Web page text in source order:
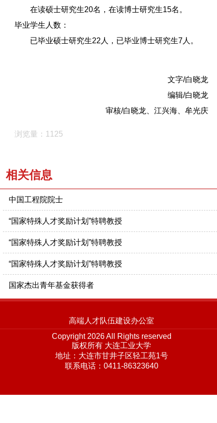
在读硕士研究生20名，在读博士研究生15名。
毕业学生人数：
已毕业硕士研究生22人，已毕业博士研究生7人。
文字/白晓龙
编辑/白晓龙
审核/白晓龙、江兴海、牟光庆
浏览量：1125
相关信息
中国工程院院士
“国家特殊人才奖励计划”特聘教授
“国家特殊人才奖励计划”特聘教授
“国家特殊人才奖励计划”特聘教授
国家杰出青年基金获得者
高端人才队伍建设办公室
Copyright 2026 All Rights reserved
版权所有 大连工业大学
地址：大连市甘井子区轻工苑1号
联系电话：0411-86323640